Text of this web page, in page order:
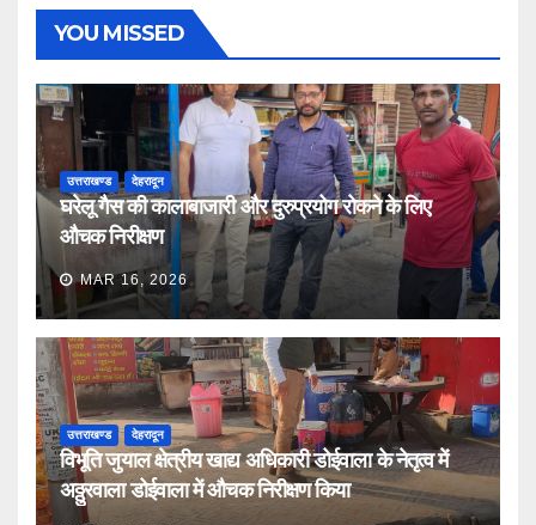
YOU MISSED
उत्तराखण्ड देहरादून
घरेलू गैस की कालाबाजारी और दुरुप्रयोग रोकने के लिए
औचक निरीक्षण
MAR 16, 2026
उत्तराखण्ड देहरादून
विभूति जुयाल क्षेत्रीय खाद्य अधिकारी डोईवाला के नेतृत्व में
अठ्ठुरवाला डोईवाला में औचक निरीक्षण किया